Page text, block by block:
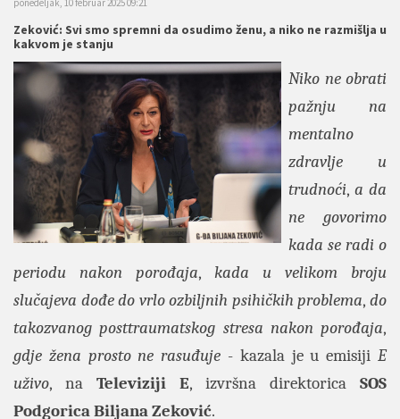
ponedeljak, 10 februar 2025 09:21
Zeković: Svi smo spremni da osudimo ženu, a niko ne razmišlja u
kakvom je stanju
Niko ne obrati
pažnju na
mentalno
zdravlje u
trudnoći, a da
ne govorimo
kada se radi o
periodu nakon porođaja, kada u velikom broju
slučajeva dođe do vrlo ozbiljnih psihičkih problema,do
takozvanog posttraumatskog stresa nakon porođaja,
gdje žena prosto ne rasuđuje - kazala je u emisijiE
uživo, na Televiziji E, izvršna direktorica SOS
Podgorica Biljana Zeković.